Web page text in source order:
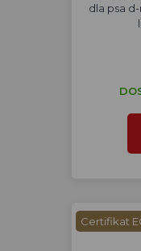
dla psa
Certifikat